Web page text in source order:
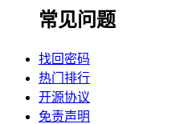
常见问题
找回密码
热门排行
开源协议
免责声明